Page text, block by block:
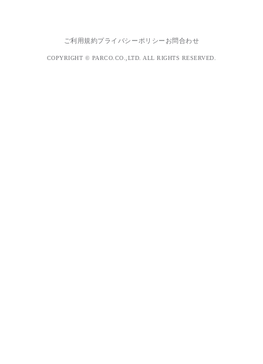
ご利用規約プライバシーポリシー お問合わせ
COPYRIGHT © PARCO.CO.,LTD. ALL RIGHTS RESERVED.